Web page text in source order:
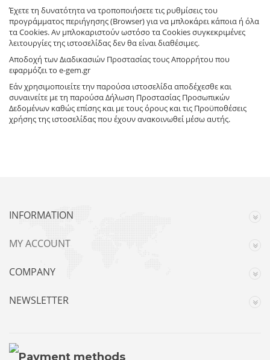
Έχετε τη δυνατότητα να τροποποιήσετε τις ρυθμίσεις του
προγράμματος περιήγησης (Browser) για να μπλοκάρει κάποια ή όλα
τα Cookies. Αν μπλοκαριστούν ωστόσο τα Cookies συγκεκριμένες
λειτουργίες της ιστοσελίδας δεν θα είναι διαθέσιμες.
Αποδοχή των Διαδικασιών Προστασίας τους Απορρήτου που
εφαρμόζει το e-gem.gr
Εάν χρησιμοποιείτε την παρούσα ιστοσελίδα αποδέχεσθε και
συναινείτε με τη παρούσα Δήλωση Προστασίας Προσωπικών
Δεδομένων καθώς επίσης και με τους όρους και τις Προϋποθέσεις
χρήσης της ιστοσελίδας που έχουν ανακοινωθεί μέσω αυτής.
INFORMATION
MY ACCOUNT
COMPANY
NEWSLETTER